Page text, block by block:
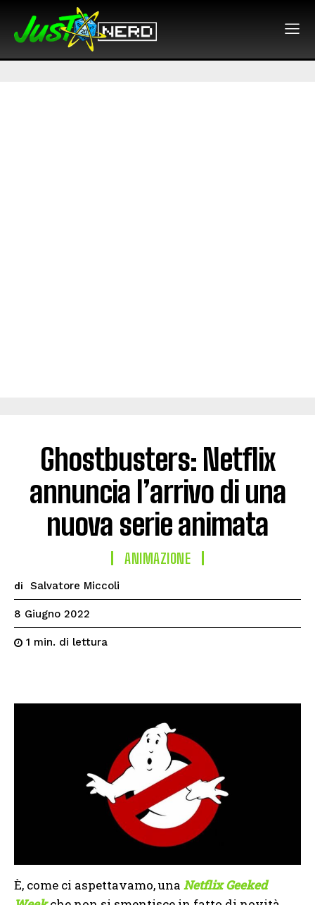
Ghostbusters: Netflix
annuncia l’arrivo di una
nuova serie animata
ANIMAZIONE
di Salvatore Miccoli
8 Giugno 2022
1 min. di lettura
È, come ci aspettavamo, una Netflix Geeked